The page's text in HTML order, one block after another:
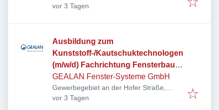
Hofer Str. 80, 95145 Oberkotzau,
Veröffentlicht
vor 3 Tagen
Ausbildung zum
Kunststoff-/Kautschuktechnologen
(m/w/d) Fachrichtung Fensterbau
Ausbildungsstart September 2027
GEALAN Fenster-Systeme GmbH
Gewerbegebiet an der Hofer Straße,
Hofer Str. 80, 95145 Oberkotzau,
Veröffentlicht
vor 3 Tagen